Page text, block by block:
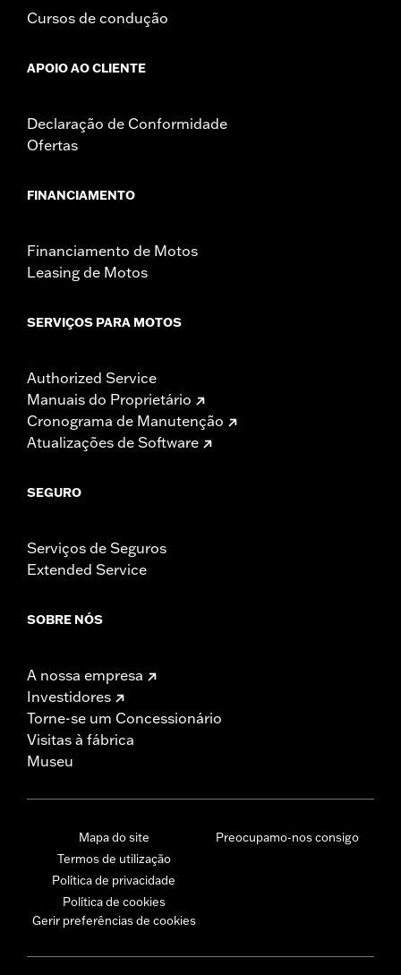
Cursos de condução
APOIO AO CLIENTE
Declaração de Conformidade
Ofertas
FINANCIAMENTO
Financiamento de Motos
Leasing de Motos
SERVIÇOS PARA MOTOS
Authorized Service
Manuais do Proprietário
Cronograma de Manutenção
Atualizações de Software
SEGURO
Serviços de Seguros
Extended Service
SOBRE NÓS
A nossa empresa
Investidores
Torne-se um Concessionário
Visitas à fábrica
Museu
Mapa do site
Termos de utilização
Política de privacidade
Política de cookies
Gerir preferências de cookies
Preocupamo-nos consigo